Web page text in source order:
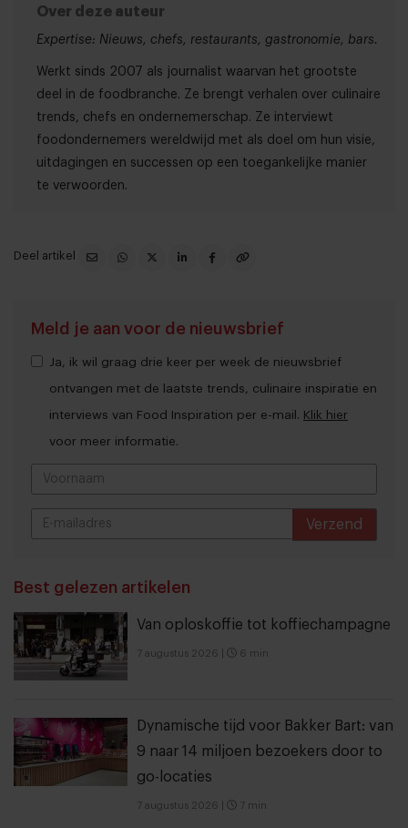
Over deze auteur
Expertise: Nieuws, chefs, restaurants, gastronomie, bars.
Werkt sinds 2007 als journalist waarvan het grootste
deel in de foodbranche. Ze brengt verhalen over culinaire
trends, chefs en ondernemerschap. Ze interviewt
foodondernemers wereldwijd met als doel om hun visie,
uitdagingen en successen op een toegankelijke manier
te verwoorden.
Deel artikel
Meld je aan voor de nieuwsbrief
Ja, ik wil graag drie keer per week de nieuwsbrief
ontvangen met de laatste trends, culinaire inspiratie en
interviews van Food Inspiration per e-mail. Klik hier
voor meer informatie.
Verzend
Best gelezen artikelen
Van oploskoffie tot koffiechampagne
7 augustus 2026 6 min
Dynamische tijd voor Bakker Bart: van
9 naar 14 miljoen bezoekers door to
go-locaties
7 augustus 2026 7 min